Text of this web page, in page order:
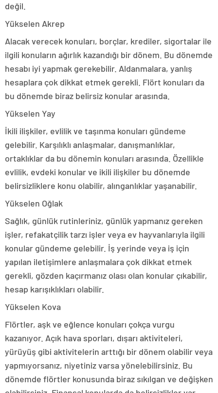
değil.
Yükselen Akrep
Alacak verecek konuları, borçlar, krediler, sigortalar ile
ilgili konuların ağırlık kazandığı bir dönem. Bu dönemde
hesabı iyi yapmak gerekebilir. Aldanmalara, yanlış
hesaplara çok dikkat etmek gerekli. Flört konuları da
bu dönemde biraz belirsiz konular arasında.
Yükselen Yay
İkili ilişkiler, evlilik ve taşınma konuları gündeme
gelebilir. Karşılıklı anlaşmalar, danışmanlıklar,
ortaklıklar da bu dönemin konuları arasında. Özellikle
evlilik, evdeki konular ve ikili ilişkiler bu dönemde
belirsizliklere konu olabilir, alınganlıklar yaşanabilir.
Yükselen Oğlak
Sağlık, günlük rutinleriniz, günlük yapmanız gereken
işler, refakatçilik tarzı işler veya ev hayvanlarıyla ilgili
konular gündeme gelebilir. İş yerinde veya iş için
yapılan iletişimlere anlaşmalara çok dikkat etmek
gerekli, gözden kaçırmanız olası olan konular çıkabilir,
hesap karışıklıkları olabilir.
Yükselen Kova
Flörtler, aşk ve eğlence konuları çokça vurgu
kazanıyor. Açık hava sporları, dışarı aktiviteleri,
yürüyüş gibi aktivitelerin arttığı bir dönem olabilir veya
yapmıyorsanız, niyetiniz varsa yönelebilirsiniz. Bu
dönemde flörtler konusunda biraz sıkılgan ve değişken